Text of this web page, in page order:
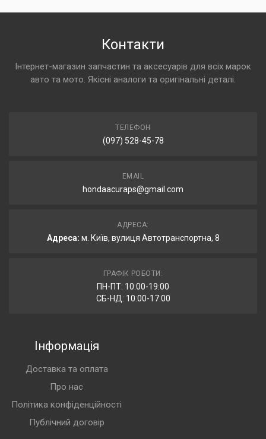
Контакти
Інтернет-магазин запчастин та аксесуарів для всіх марок
авто та мото. Якісні аналоги та оригінальні деталі.
ТЕЛЕФОН
(097) 528-45-78
EMAIL
hondaacuraps@gmail.com
АДРЕСА:
Адреса: м. Київ, вулиця Автотранспортна, 8
ГРАФІК РОБОТИ:
ПН-ПТ: 10:00-19:00
СБ-НД: 10:00-17:00
Інформація
Доставка та оплата
Про нас
Політика конфіденційності
Публічний договір